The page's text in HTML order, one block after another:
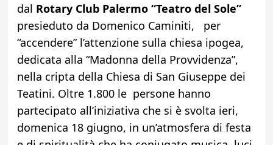
dal Rotary Club Palermo “Teatro del Sole”
presieduto da Domenico Caminiti, per
“accendere” l’attenzione sulla chiesa ipogea,
dedicata alla “Madonna della Provvidenza”,
nella cripta della Chiesa di San Giuseppe dei
Teatini. Oltre 1.800 le persone hanno
partecipato all’iniziativa che si è svolta ieri,
domenica 18 giugno, in un’atmosfera di festa